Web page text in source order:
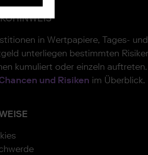
in Wertpapiere, Tages- und
unterliegen bestimmten
kumuliert oder einzeln auftreten.
und Risiken im Überblick.